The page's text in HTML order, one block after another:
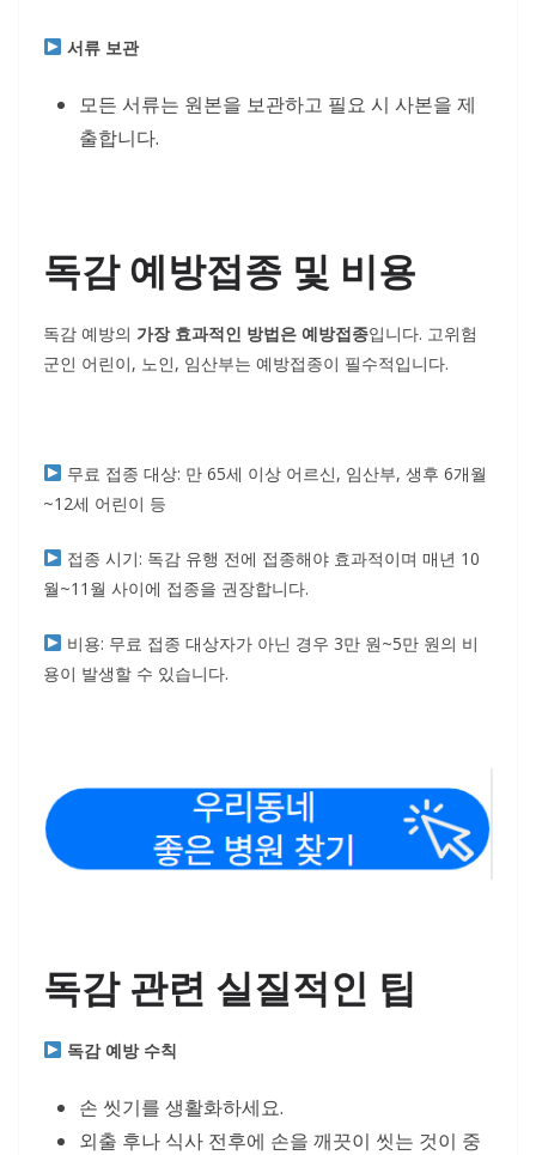
서류 보관
모든 서류는 원본을 보관하고 필요 시 사본을 제
출합니다.
독감 예방접종 및 비용
독감 예방의 가장 효과적인 방법은 예방접종입니다. 고위험
군인 어린이, 노인, 임산부는 예방접종이 필수적입니다.
무료 접종 대상: 만 65세 이상 어르신, 임산부, 생후 6개월
~12세 어린이 등
접종 시기: 독감 유행 전에 접종해야 효과적이며 매년 10
월~11월 사이에 접종을 권장합니다.
비용: 무료 접종 대상자가 아닌 경우 3만 원~5만 원의 비
용이 발생할 수 있습니다.
독감 관련 실질적인 팁
독감 예방 수칙
손 씻기를 생활화하세요.
외출 후나 식사 전후에 손을 깨끗이 씻는 것이 중